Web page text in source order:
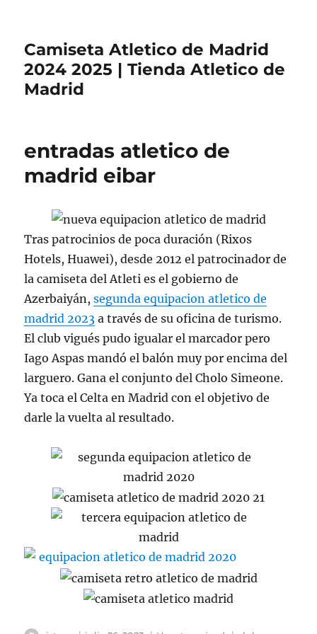
Camiseta Atletico de Madrid
2024 2025 | Tienda Atletico de
Madrid
entradas atletico de
madrid eibar
Tras patrocinios de poca duración (Rixos
Hotels, Huawei), desde 2012 el patrocinador de
la camiseta del Atleti es el gobierno de
Azerbaiyán,segunda equipacion atletico de
madrid 2023 a través de su oficina de turismo.
El club vigués pudo igualar el marcador pero
Iago Aspas mandó el balón muy por encima del
larguero. Gana el conjunto del Cholo Simeone.
Ya toca el Celta en Madrid con el objetivo de
darle la vuelta al resultado.